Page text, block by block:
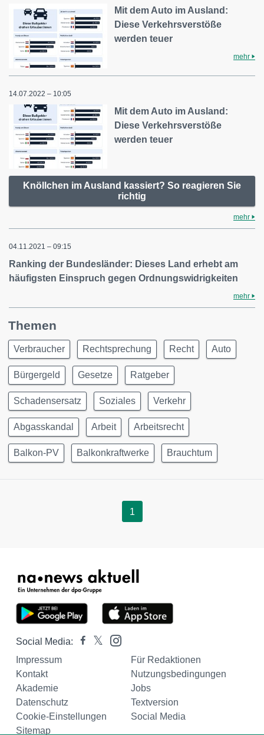
Mit dem Auto im Ausland:
Diese Verkehrsverstöße
werden teuer
mehr
14.07.2022 – 10:05
Mit dem Auto im Ausland:
Diese Verkehrsverstöße
werden teuer
Knöllchen im Ausland kassiert? So reagieren Sie
richtig
mehr
04.11.2021 – 09:15
Ranking der Bundesländer: Dieses Land erhebt am
häufigsten Einspruch gegen Ordnungswidrigkeiten
mehr
Themen
Verbraucher Rechtsprechung Recht Auto
Bürgergeld Gesetze Ratgeber
Schadensersatz Soziales Verkehr
Abgasskandal Arbeit Arbeitsrecht
Balkon-PV Balkonkraftwerke Brauchtum
1
Social Media:
Impressum
Für Redaktionen
Kontakt
Nutzungsbedingungen
Akademie
Jobs
Datenschutz
Textversion
Cookie-Einstellungen
Social Media
Sitemap